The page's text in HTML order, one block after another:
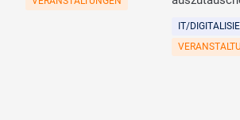
IT/